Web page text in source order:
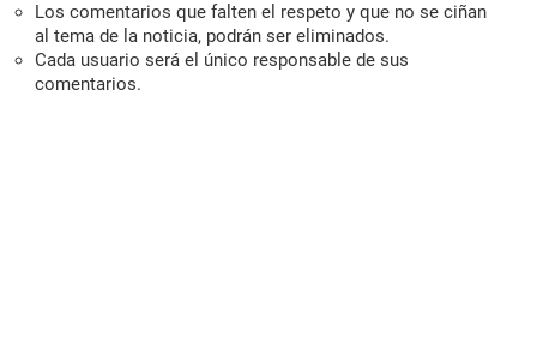
Los comentarios que falten el respeto y que no se ciñan
al tema de la noticia, podrán ser eliminados.
Cada usuario será el único responsable de sus
comentarios.